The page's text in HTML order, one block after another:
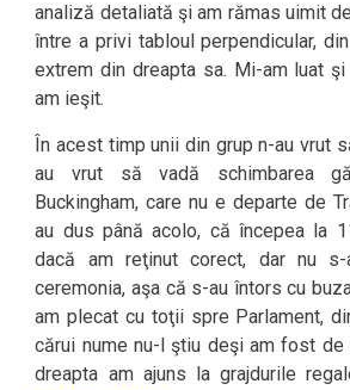
analiză detaliată şi am rămas uimit
între a privi tabloul perpendicular,
extrem din dreapta sa. Mi-am luat
am ieşit.
În acest timp unii din grup n-au vrut
au vrut să vadă schimbarea
Buckingham, care nu e departe de
au dus până acolo, că începea la
dacă am reţinut corect, dar nu
ceremonia, aşa că s-au întors cu
am plecat cu toţii spre Parlament,
cărui nume nu-l ştiu deşi am fost
dreapta am ajuns la grajdurile